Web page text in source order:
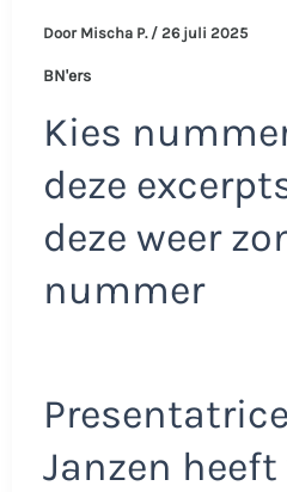
Door Mischa P. / 26 juli 2025
BN'ers
Kies
deze
deze weer
nummer
Janzen